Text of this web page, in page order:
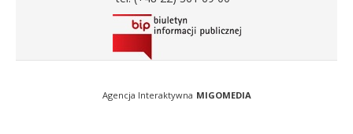
Agencja Interaktywna MIGOMEDIA